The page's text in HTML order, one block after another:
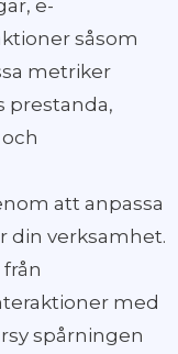
e-
såsom
metriker
prestanda,
att anpassa
din verksamhet.
med
spårningen